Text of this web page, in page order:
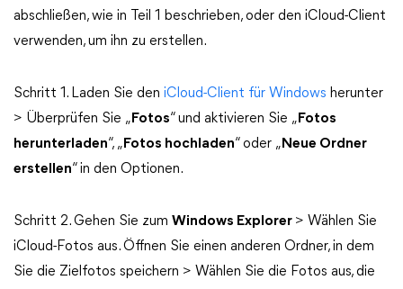
abschließen, wie in Teil 1 beschrieben, oder den iCloud-Client
verwenden, um ihn zu erstellen.
Schritt 1. Laden Sie den iCloud-Client für Windows herunter
> Überprüfen Sie „ Fotos“ und aktivieren Sie „ Fotos
herunterladen“, „ Fotos hochladen“ oder „ Neue Ordner
erstellen“ in den Optionen.
Schritt 2. Gehen Sie zum Windows Explorer > Wählen Sie
iCloud-Fotos aus. Öffnen Sie einen anderen Ordner, in dem
Sie die Zielfotos speichern > Wählen Sie die Fotos aus, die